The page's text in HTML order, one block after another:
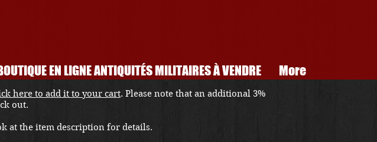
EN LIGNE ANTIQUITÉS MILITAIRES À VENDRE More
here to add it to your cart. Please note that an additional 3%
out.
at the item description for details.